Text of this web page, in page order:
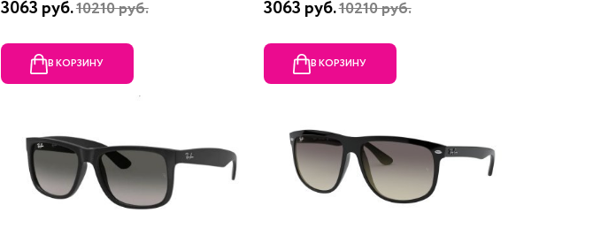
3063 руб.10210 руб.
В КОРЗИНУ
3063 руб.10210 руб.
В КОРЗИНУ